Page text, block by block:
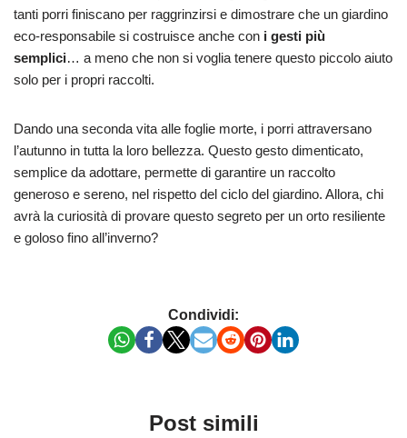
tanti porri finiscano per raggrinzirsi e dimostrare che un giardino
eco-responsabile si costruisce anche con i gesti più
semplici… a meno che non si voglia tenere questo piccolo aiuto
solo per i propri raccolti.
Dando una seconda vita alle foglie morte, i porri attraversano
l’autunno in tutta la loro bellezza. Questo gesto dimenticato,
semplice da adottare, permette di garantire un raccolto
generoso e sereno, nel rispetto del ciclo del giardino. Allora, chi
avrà la curiosità di provare questo segreto per un orto resiliente
e goloso fino all’inverno?
Condividi:
Post simili